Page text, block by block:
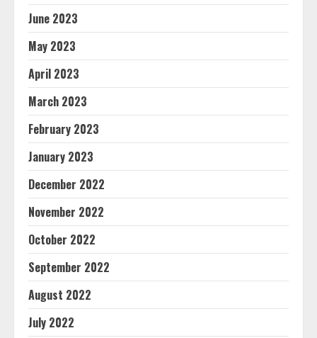
June 2023
May 2023
April 2023
March 2023
February 2023
January 2023
December 2022
November 2022
October 2022
September 2022
August 2022
July 2022